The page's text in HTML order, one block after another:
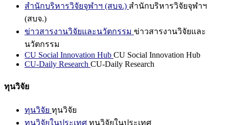
สำนักบริหารวิจัยจุฬาฯ (สบจ.) สำนักบริหารวิจัยจุฬาฯ
(สบจ.)
ข่าวสารงานวิจัยและนวัตกรรม ข่าวสารงานวิจัยและ
นวัตกรรม
CU Social Innovation Hub CU Social Innovation Hub
CU-Daily Research CU-Daily Research
ทุนวิจัย
ทุนวิจัย ทุนวิจัย
ทุนวิจัยในประเทศ ทุนวิจัยในประเทศ